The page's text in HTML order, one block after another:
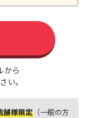
から
い。
舗様限定 （一般の方